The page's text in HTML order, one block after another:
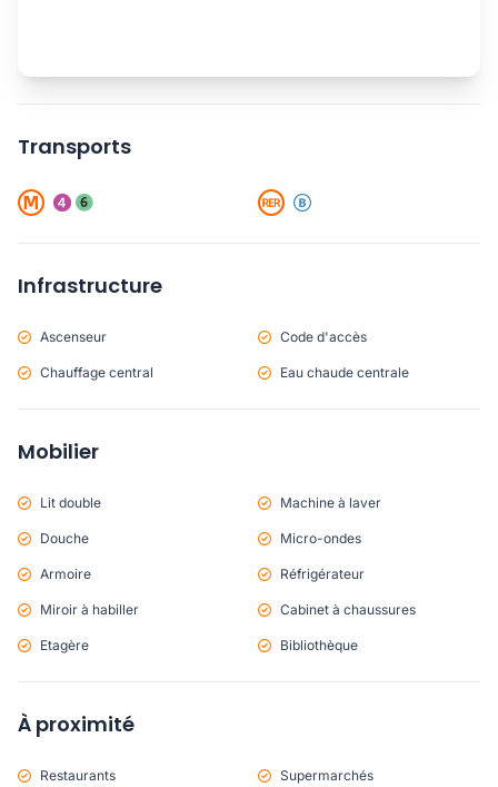
Transports
Infrastructure
Ascenseur Code d'accès
Chauffage central Eau chaude centrale
Mobilier
Lit double Machine à laver
Douche Micro-ondes
Armoire Réfrigérateur
Miroir à habiller Cabinet à chaussures
Etagère Bibliothèque
À proximité
Restaurants Supermarchés